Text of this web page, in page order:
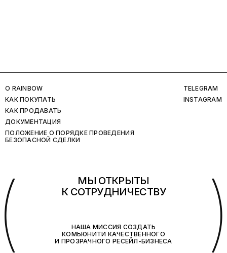
O RAINBOW
КАК ПОКУПАТЬ
КАК ПРОДАВАТЬ
ДОКУМЕНТАЦИЯ
ПОЛОЖЕНИЕ О ПОРЯДКЕ ПРОВЕДЕНИЯ
БЕЗОПАСНОЙ СДЕЛКИ
TELEGRAM
INSTAGRAM
МЫ ОТКРЫТЫ
К СОТРУДНИЧЕСТВУ
НАША МИССИЯ СОЗДАТЬ
КОМЬЮНИТИ КАЧЕСТВЕННОГО
И ПРОЗРАЧНОГО РЕСЕЙЛ-БИЗНЕСА